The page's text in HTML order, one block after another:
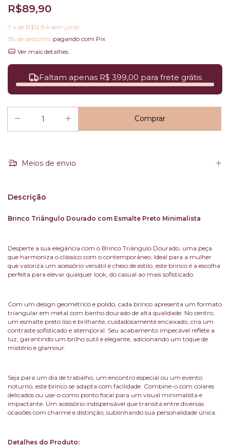
R$89,90
7 x de R$12,84 sem juros
5% de desconto pagando com Pix
Ver mais detalhes
Faltam apenas R$ 399,00 para frete grátis
Meios de envio
Descrição
Brinco Triângulo Dourado com Esmalte Preto Minimalista
Desperte a sua elegância com o Brinco Triângulo Dourado, uma peça
que harmoniza o clássico com o contemporâneo. Ideal para a mulher
que valoriza um acessório versátil e cheio de estilo, este brinco é a escolha
perfeita para elevar qualquer look, do casual ao mais sofisticado.
Com um design geométrico e polido, cada brinco apresenta um formato
triangular em metal com banho dourado de alta qualidade. No centro,
um esmalte preto liso e brilhante, cuidadosamente encaixado, cria um
contraste sofisticado e atemporal. Seu acabamento impecável reflete a
luz, garantindo um brilho sutil e elegante, adicionando um toque de
mistério e glamour.
Seja para um dia de trabalho, um encontro especial ou um evento
noturno, este brinco se adapta com facilidade. Combine-o com colares
delicados ou use-o como ponto focal para um visual minimalista e
impactante. Um acessório indispensável que transita entre diversas
ocasiões com charme e distinção, sublinhando sua personalidade única.
Detalhes do Produto: